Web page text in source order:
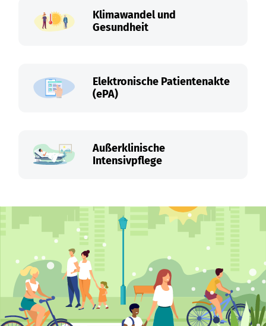
Klimawandel und
Gesundheit
Elektronische Patientenakte
(ePA)
Außerklinische
Intensivpflege